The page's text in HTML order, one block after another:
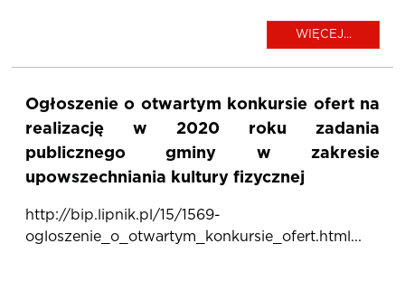
WIĘCEJ...
Ogłoszenie o otwartym konkursie ofert na
realizację w 2020 roku zadania
publicznego gminy w zakresie
upowszechniania kultury fizycznej
http://bip.lipnik.pl/15/1569-
ogloszenie_o_otwartym_konkursie_ofert.html...